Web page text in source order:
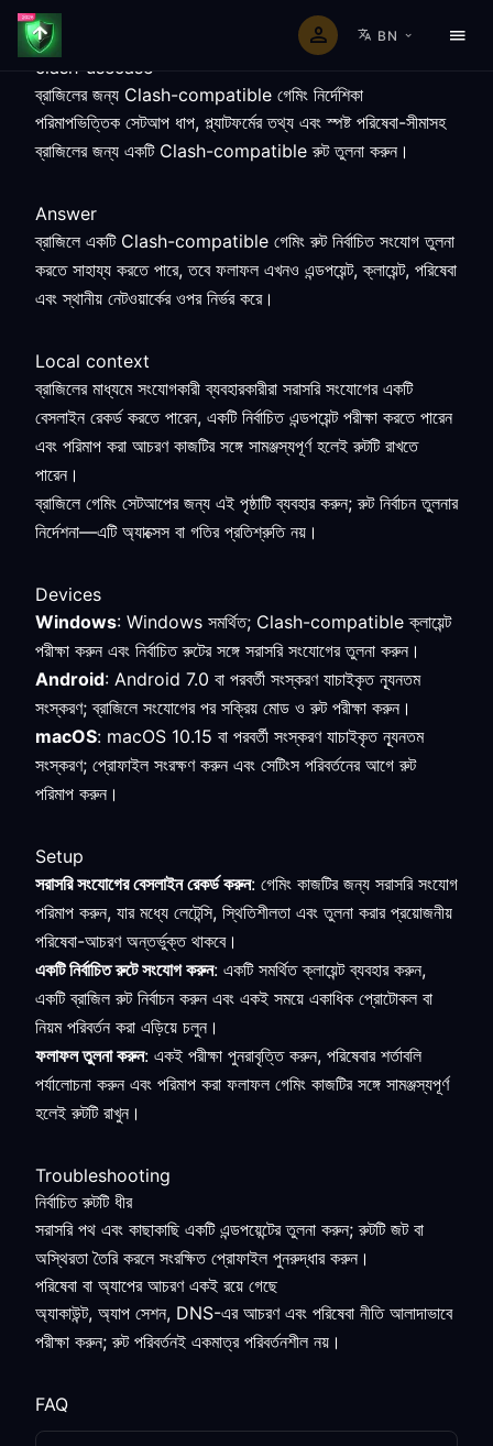
BN
clash-usecase
ব্রাজিলের জন্য Clash-compatible গেমিং নির্দেশিকা
পরিমাপভিত্তিক সেটআপ ধাপ, প্ল্যাটফর্মের তথ্য এবং স্পষ্ট পরিষেবা-সীমাসহ
ব্রাজিলের জন্য একটি Clash-compatible রুট তুলনা করুন।
Answer
ব্রাজিলে একটি Clash-compatible গেমিং রুট নির্বাচিত সংযোগ তুলনা
করতে সাহায্য করতে পারে, তবে ফলাফল এখনও এন্ডপয়েন্ট, ক্লায়েন্ট, পরিষেবা
এবং স্থানীয় নেটওয়ার্কের ওপর নির্ভর করে।
Local context
ব্রাজিলের মাধ্যমে সংযোগকারী ব্যবহারকারীরা সরাসরি সংযোগের একটি
বেসলাইন রেকর্ড করতে পারেন, একটি নির্বাচিত এন্ডপয়েন্ট পরীক্ষা করতে পারেন
এবং পরিমাপ করা আচরণ কাজটির সঙ্গে সামঞ্জস্যপূর্ণ হলেই রুটটি রাখতে
পারেন।
ব্রাজিলে গেমিং সেটআপের জন্য এই পৃষ্ঠাটি ব্যবহার করুন; রুট নির্বাচন তুলনার
নির্দেশনা—এটি অ্যাক্সেস বা গতির প্রতিশ্রুতি নয়।
Devices
Windows: Windows সমর্থিত; Clash-compatible ক্লায়েন্ট
পরীক্ষা করুন এবং নির্বাচিত রুটের সঙ্গে সরাসরি সংযোগের তুলনা করুন।
Android: Android 7.0 বা পরবর্তী সংস্করণ যাচাইকৃত ন্যূনতম
সংস্করণ; ব্রাজিলে সংযোগের পর সক্রিয় মোড ও রুট পরীক্ষা করুন।
macOS: macOS 10.15 বা পরবর্তী সংস্করণ যাচাইকৃত ন্যূনতম
সংস্করণ; প্রোফাইল সংরক্ষণ করুন এবং সেটিংস পরিবর্তনের আগে রুট
পরিমাপ করুন।
Setup
সরাসরি সংযোগের বেসলাইন রেকর্ড করুন: গেমিং কাজটির জন্য সরাসরি সংযোগ
পরিমাপ করুন, যার মধ্যে লেটেন্সি, স্থিতিশীলতা এবং তুলনা করার প্রয়োজনীয়
পরিষেবা-আচরণ অন্তর্ভুক্ত থাকবে।
একটি নির্বাচিত রুটে সংযোগ করুন: একটি সমর্থিত ক্লায়েন্ট ব্যবহার করুন,
একটি ব্রাজিল রুট নির্বাচন করুন এবং একই সময়ে একাধিক প্রোটোকল বা
নিয়ম পরিবর্তন করা এড়িয়ে চলুন।
ফলাফল তুলনা করুন: একই পরীক্ষা পুনরাবৃত্তি করুন, পরিষেবার শর্তাবলি
পর্যালোচনা করুন এবং পরিমাপ করা ফলাফল গেমিং কাজটির সঙ্গে সামঞ্জস্যপূর্ণ
হলেই রুটটি রাখুন।
Troubleshooting
নির্বাচিত রুটটি ধীর
সরাসরি পথ এবং কাছাকাছি একটি এন্ডপয়েন্টের তুলনা করুন; রুটটি জট বা
অস্থিরতা তৈরি করলে সংরক্ষিত প্রোফাইল পুনরুদ্ধার করুন।
পরিষেবা বা অ্যাপের আচরণ একই রয়ে গেছে
অ্যাকাউন্ট, অ্যাপ সেশন, DNS-এর আচরণ এবং পরিষেবা নীতি আলাদাভাবে
পরীক্ষা করুন; রুট পরিবর্তনই একমাত্র পরিবর্তনশীল নয়।
FAQ